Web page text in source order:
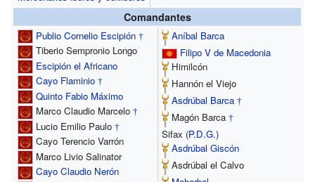
Comandantes
Publio Cornelio Escipión †
Tiberio Sempronio Longo
Escipión el Africano
Cayo Flaminio †
Quinto Fabio Máximo
Marco Claudio Marcelo †
Lucio Emilio Paulo †
Cayo Terencio Varrón
Marco Livio Salinator
Cayo Claudio Nerón
Aníbal Barca
Filipo V de Macedonia
Himilcón
Hannón el Viejo
Asdrúbal Barca †
Magón Barca†
Sifax (P.D.G.)
Asdrúbal Giscón
Asdrúbal el Calvo